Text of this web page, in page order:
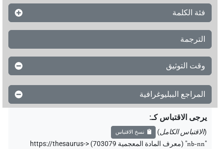
فئة الكلمة
الترجمة
وقت التوثيق
المراجع الببليوغرافية
يرجى الاقتباس كـ:
(الاقتباس الكامل) نسخ الاقتباس
"
nb-nn
"
(معرف المادة المعجمية 703079) <https://thesaurus-